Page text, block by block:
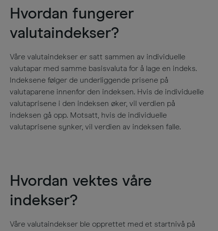
Hvordan fungerer
valutaindekser?
Våre valutaindekser er satt sammen av individuelle
valutapar med samme basisvaluta for å lage en indeks.
Indeksene følger de underliggende prisene på
valutaparene innenfor den indeksen. Hvis de individuelle
valutaprisene i den indeksen øker, vil verdien på
indeksen gå opp. Motsatt, hvis de individuelle
valutaprisene synker, vil verdien av indeksen falle.
Hvordan vektes våre
indekser?
Våre valutaindekser ble opprettet med et startnivå på